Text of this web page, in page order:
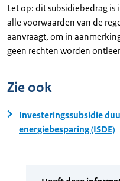
Let op: dit subsidiebedrag
alle voorwaarden van de
aanvraagt, om in
geen rechten worden
Zie ook
Investeringssubsidie
energiebesparing (ISDE)